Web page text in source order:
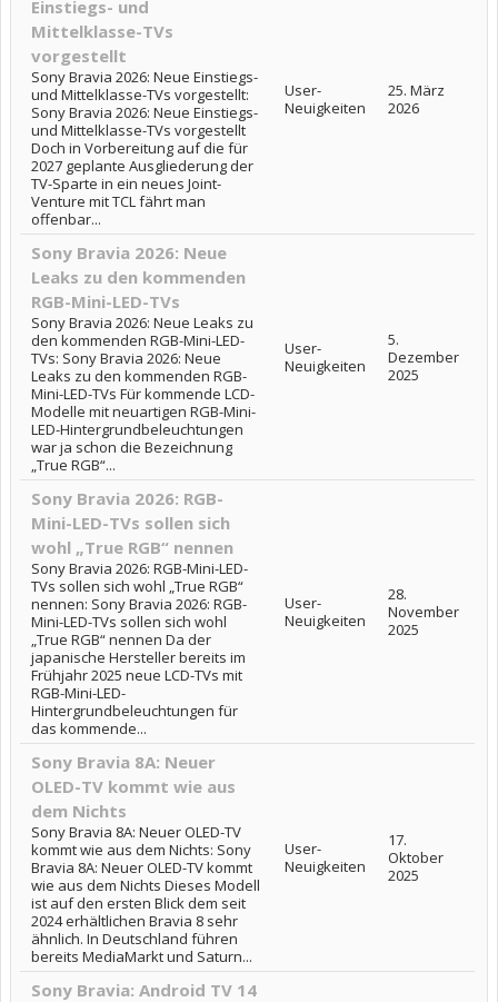
Einstiegs- und
Mittelklasse-TVs
vorgestellt
Sony Bravia 2026: Neue Einstiegs-
und Mittelklasse-TVs vorgestellt:
Sony Bravia 2026: Neue Einstiegs-
und Mittelklasse-TVs vorgestellt
Doch in Vorbereitung auf die für
2027 geplante Ausgliederung der
TV-Sparte in ein neues Joint-
Venture mit TCL fährt man
offenbar...
User-
Neuigkeiten
25. März
2026
Sony Bravia 2026: Neue
Leaks zu den kommenden
RGB-Mini-LED-TVs
Sony Bravia 2026: Neue Leaks zu
den kommenden RGB-Mini-LED-
TVs: Sony Bravia 2026: Neue
Leaks zu den kommenden RGB-
Mini-LED-TVs Für kommende LCD-
Modelle mit neuartigen RGB-Mini-
LED-Hintergrundbeleuchtungen
war ja schon die Bezeichnung
„True RGB“...
User-
Neuigkeiten
5.
Dezember
2025
Sony Bravia 2026: RGB-
Mini-LED-TVs sollen sich
wohl „True RGB“ nennen
Sony Bravia 2026: RGB-Mini-LED-
TVs sollen sich wohl „True RGB“
nennen: Sony Bravia 2026: RGB-
Mini-LED-TVs sollen sich wohl
„True RGB“ nennen Da der
japanische Hersteller bereits im
Frühjahr 2025 neue LCD-TVs mit
RGB-Mini-LED-
Hintergrundbeleuchtungen für
das kommende...
User-
Neuigkeiten
28.
November
2025
Sony Bravia 8A: Neuer
OLED-TV kommt wie aus
dem Nichts
Sony Bravia 8A: Neuer OLED-TV
kommt wie aus dem Nichts: Sony
Bravia 8A: Neuer OLED-TV kommt
wie aus dem Nichts Dieses Modell
ist auf den ersten Blick dem seit
2024 erhältlichen Bravia 8 sehr
ähnlich. In Deutschland führen
bereits MediaMarkt und Saturn...
User-
Neuigkeiten
17.
Oktober
2025
Sony Bravia: Android TV 14